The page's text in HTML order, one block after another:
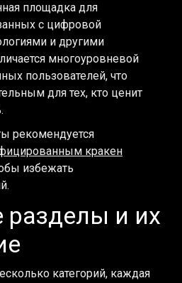
площадка для
с цифровой
и другими
многоуровневой
пользователей, что
для тех, кто ценит
рекомендуется
кракен
избежать
и их
категорий, каждая